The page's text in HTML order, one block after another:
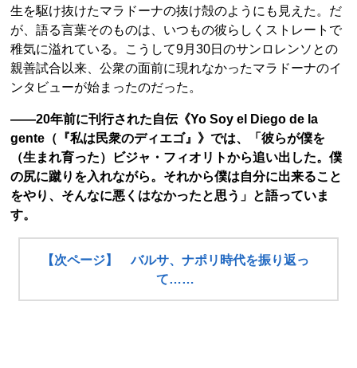
生を駆け抜けたマラドーナの抜け殻のようにも見えた。だ
が、語る言葉そのものは、いつもの彼らしくストレートで
稚気に溢れている。こうして9月30日のサンロレンソとの
親善試合以来、公衆の面前に現れなかったマラドーナのイ
ンタビューが始まったのだった。
――20年前に刊行された自伝《Yo Soy el Diego de la
gente（『私は民衆のディエゴ』》では、「彼らが僕を
（生まれ育った）ビジャ・フィオリトから追い出した。僕
の尻に蹴りを入れながら。それから僕は自分に出来ること
をやり、そんなに悪くはなかったと思う」と語っていま
す。
【次ページ】 バルサ、ナポリ時代を振り返っ
て……